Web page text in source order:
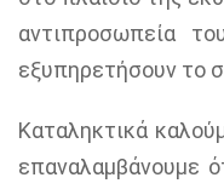
αντιπροσωπεία
εξυπηρετήσουν το
Καταληκτικά
επαναλαμβάνουμε